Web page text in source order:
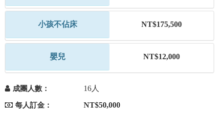
小孩不佔床 NT$175,500
嬰兒 NT$12,000
成團人數： 16人
每人訂金： NT$50,000